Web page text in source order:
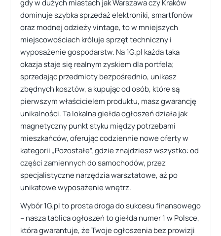
gdy w dużych miastach jak Warszawa czy Kraków
dominuje szybka sprzedaż elektroniki, smartfonów
oraz modnej odzieży vintage, to w mniejszych
miejscowościach króluje sprzęt techniczny i
wyposażenie gospodarstw. Na 1G.pl każda taka
okazja staje się realnym zyskiem dla portfela;
sprzedając przedmioty bezpośrednio, unikasz
zbędnych kosztów, a kupując od osób, które są
pierwszym właścicielem produktu, masz gwarancję
unikalności. Ta lokalna giełda ogłoszeń działa jak
magnetyczny punkt styku między potrzebami
mieszkańców, oferując codziennie nowe oferty w
kategorii „Pozostałe”, gdzie znajdziesz wszystko: od
części zamiennych do samochodów, przez
specjalistyczne narzędzia warsztatowe, aż po
unikatowe wyposażenie wnętrz.
Wybór 1G.pl to prosta droga do sukcesu finansowego
– nasza tablica ogłoszeń to giełda numer 1 w Polsce,
która gwarantuje, że Twoje ogłoszenia bez prowizji